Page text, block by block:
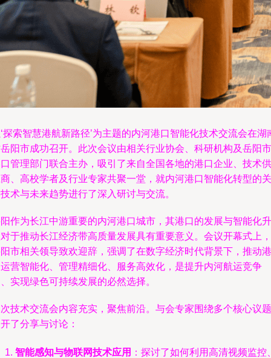
探索智慧港航新路径’为主题的内河港口智能化技术交流会在湖
阳市成功召开。此次会议由相关行业协会、科研机构及岳阳市
管理部门联合主办，吸引了来自全国各地的港口企业、技术供
、高校学者及行业专家共聚一堂，就内河港口智能化转型的关
术与未来趋势进行了深入研讨与交流。
作为长江中游重要的内河港口城市，其港口的发展与智能化升
于推动长江经济带高质量发展具有重要意义。会议开幕式上，
市相关领导致欢迎辞，强调了在数字经济时代背景下，推动港
营智能化、管理精细化、服务高效化，是提升内河航运竞争
实现绿色可持续发展的必然选择。
技术交流会内容充实，聚焦前沿。与会专家围绕多个核心议题
了分享与讨论：
智能感知与物联网技术应用 ：探讨了如何利用高清视频监控